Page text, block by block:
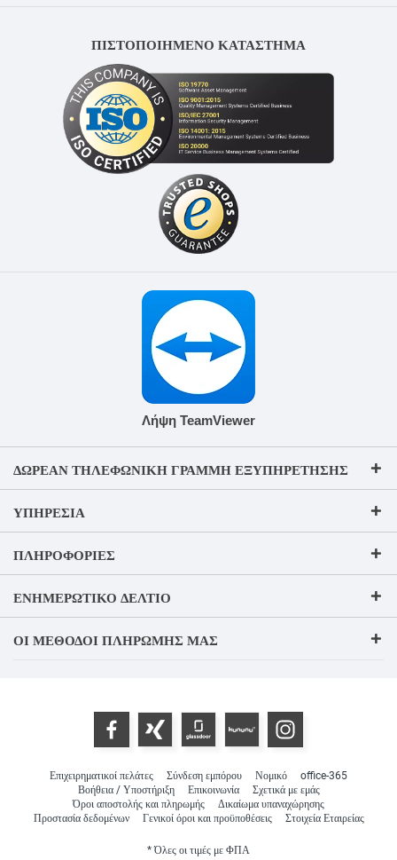
ΠΙΣΤΟΠΟΙΗΜΕΝΟ ΚΑΤΑΣΤΗΜΑ
Λήψη TeamViewer
ΔΩΡΕΆΝ ΤΗΛΕΦΩΝΙΚΉ ΓΡΑΜΜΉ ΕΞΥΠΗΡΈΤΗΣΗΣ
ΥΠΗΡΕΣΊΑ
ΠΛΗΡΟΦΟΡΊΕΣ
ΕΝΗΜΕΡΩΤΙΚΌ ΔΕΛΤΊΟ
ΟΙ ΜΈΘΟΔΟΙ ΠΛΗΡΩΜΉΣ ΜΑΣ
Επιχειρηματικοί πελάτες Σύνδεση εμπόρου Νομικό
office-365
Βοήθεια / Υποστήριξη
Επικοινωνία
Σχετικά με εμάς
Όροι αποστολής και πληρωμής
Δικαίωμα υπαναχώρησης
Προστασία δεδομένων
Γενικοί όροι και προϋποθέσεις Στοιχεία Εταιρείας
* Όλες οι τιμές με ΦΠΑ